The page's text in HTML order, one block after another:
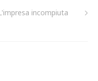
incompiuta